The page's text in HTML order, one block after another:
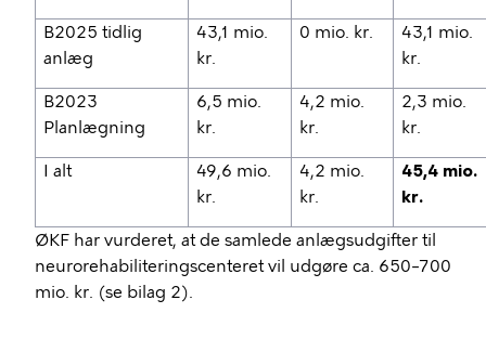
B2025 tidlig
anlæg
43,1 mio.
kr.
0 mio. kr.
43,1 mio.
kr.
B2023
Planlægning
6,5 mio.
kr.
4,2 mio.
kr.
2,3 mio.
kr.
I alt
49,6 mio.
kr.
4,2 mio.
kr.
45,4 mio.
kr.
ØKF har vurderet, at de samlede anlægsudgifter til
neurorehabiliteringscenteret vil udgøre ca. 650–700
mio. kr. (se bilag 2).